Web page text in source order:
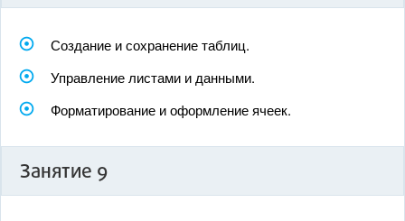
Создание и сохранение таблиц.
Управление листами и данными.
Форматирование и оформление ячеек.
Занятие 9